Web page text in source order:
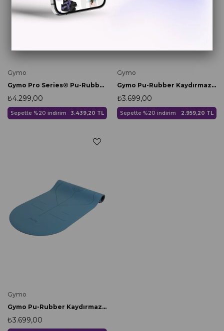
Gymo
Gymo Pro Series® Pu-Rubber Kaydırmaz Kauçuk Yoga Pilates Matı 5mm Yellow
₺4.299,00
Sepette %20 indirim 3.439,20 TL
Gymo
Gymo Pu-Rubber Kaydırmaz Kauçuk Yoga Pilates Matı 5mm Siyah
₺3.699,00
Sepette %20 indirim 2.959,20 TL
Gymo
Gymo Pu-Rubber Kaydırmaz Kauçuk Yoga Pilates Matı 5mm Mavi
₺3.699,00